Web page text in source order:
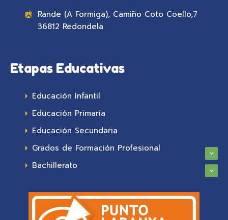
Rande (A Formiga), Camiño Coto Coello,7
36812 Redondela
Etapas Educativas
Educación Infantil
Educación Primaria
Educación Secundaria
Grados de Formación Profesional
Bachillerato